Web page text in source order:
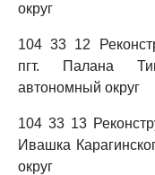
округ
104 33 12
пгт. Палана
автономный округ
104 33 13
Ивашка
округ